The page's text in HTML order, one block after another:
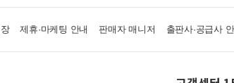
제휴·마케팅 안내 판매자 매니저 출판사·공급사